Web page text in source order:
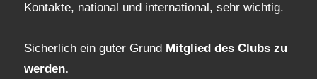
Kontakte, national und international, sehr wichtig.
Sicherlich ein guter Grund Mitglied des Clubs zu
werden.